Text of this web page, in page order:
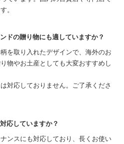
。
ドの贈り物にも適していますか？
を取り入れたデザインで、海外のお
物やお土産としても大変おすすめし
対応しておりません。ご了承くださ
応していますか？
ンスにも対応しており、長くお使い